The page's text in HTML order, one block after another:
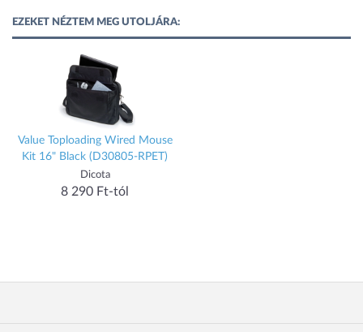
EZEKET NÉZTEM MEG UTOLJÁRA:
Value Toploading Wired Mouse
Kit 16" Black (D30805-RPET)
Dicota
8 290 Ft-tól